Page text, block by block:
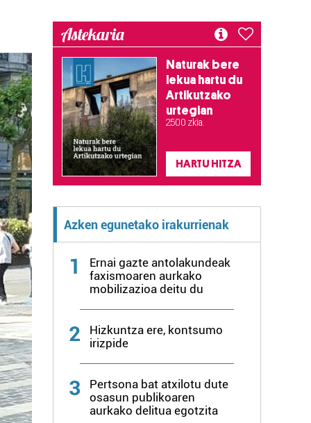
Astekaria
Naturak bere
lekua hartu du
Artikutzako
urtegian
2.500 zkia.
HARTU HITZA
Azken egunetako irakurrienak
1
Ernai gazte antolakundeak
faxismoaren aurkako
mobilizazioa deitu du
2
Hizkuntza ere, kontsumo
irizpide
3
Pertsona bat atxilotu dute
osasun publikoaren
aurkako delitua egotzita